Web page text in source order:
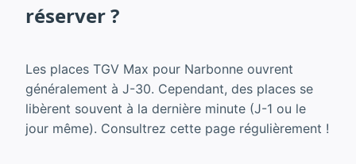
réserver ?
Les places TGV Max pour Narbonne ouvrent
généralement à J-30. Cependant, des places se
libèrent souvent à la dernière minute (J-1 ou le
jour même). Consultrez cette page régulièrement !